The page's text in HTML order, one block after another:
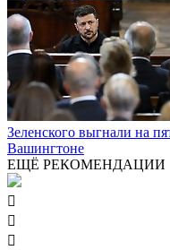
Зеленского выгнали на
Вашингтоне
ЕЩЁ РЕКОМЕНДАЦИИ


